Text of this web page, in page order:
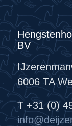
BV
6006 TA
T +31 (0)